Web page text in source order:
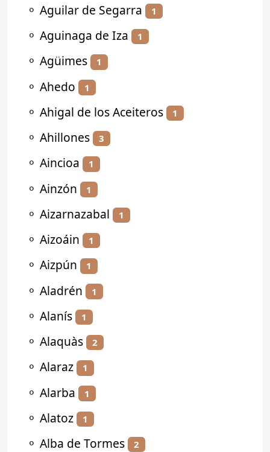
⚬ Aguilar de Segarra 1
⚬ Aguinaga de Iza 1
⚬ Agüimes 1
⚬ Ahedo 1
⚬ Ahigal de los Aceiteros 1
⚬ Ahillones 3
⚬ Aincioa 1
⚬ Ainzón 1
⚬ Aizarnazabal 1
⚬ Aizoáin 1
⚬ Aizpún 1
⚬ Aladrén 1
⚬ Alanís 1
⚬ Alaquàs 2
⚬ Alaraz 1
⚬ Alarba 1
⚬ Alatoz 1
⚬ Alba de Tormes 2